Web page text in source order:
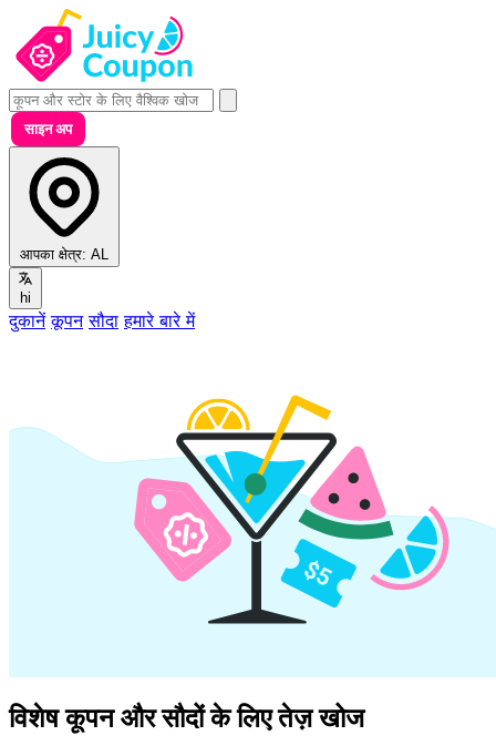
साइन अप
आपका क्षेत्र: AL
hi
दुकानें कूपन सौदा हमारे बारे में
विशेष कूपन और सौदों के लिए तेज़ खोज